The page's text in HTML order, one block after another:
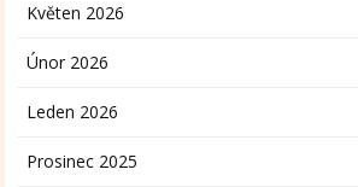
Květen 2026
Únor 2026
Leden 2026
Prosinec 2025